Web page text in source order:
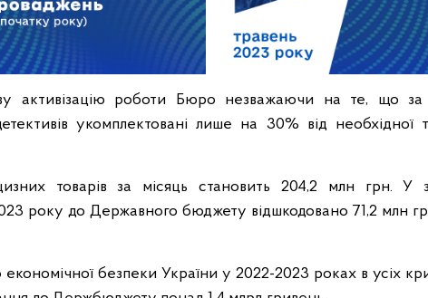
активізацію роботи Бюро незважаючи на те, що за
укомплектовані лише на 30% від необхідної
товарів за місяць становить 204,2 млн грн. У
року до Державного бюджету відшкодовано 71,2 млн
безпеки України у 2022-2023 роках в усіх